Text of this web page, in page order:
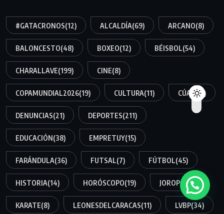
#GATACRONOS(12) ALCALDÍA(69) ARCANO(8)
BALONCESTO(48) BOXEO(12) BÉISBOL(54)
CHARALLAVE(199) CINE(8)
COPAMUNDIAL2026(19) CULTURA(11) CÚA (159)
DENUNCIAS(21) DEPORTES(211)
EDUCACIÓN(38) EMPRETUY(15)
FARÁNDULA(36) FUTSAL(7) FÚTBOL(45)
HISTORIA(14) HORÓSCOPO(19) JOROPO (34)
KARATE(8) LEONESDELCARACAS(11) LVBP(34)